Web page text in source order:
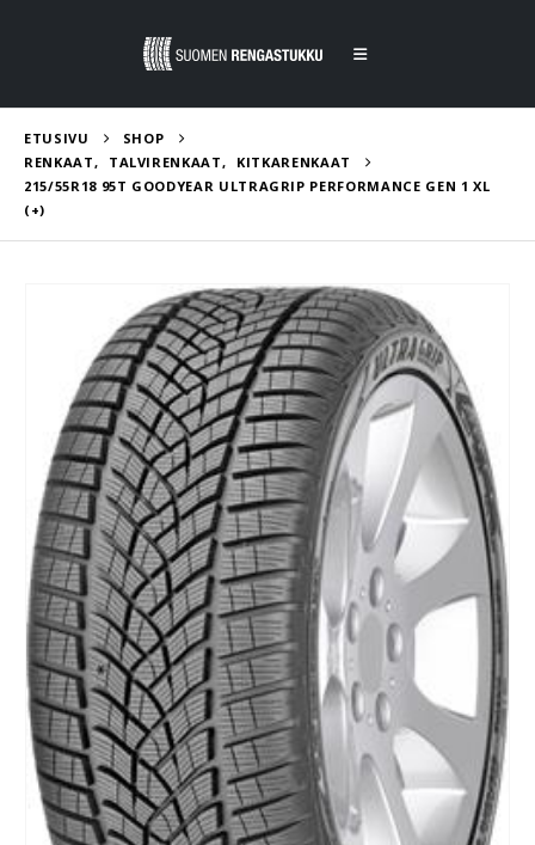
ETUSIVU
SHOP
RENKAAT, TALVIRENKAAT,
KITKARENKAAT
215/55R18 95T GOODYEAR ULTRAGRIP PERFORMANCE GEN 1 XL
(+)